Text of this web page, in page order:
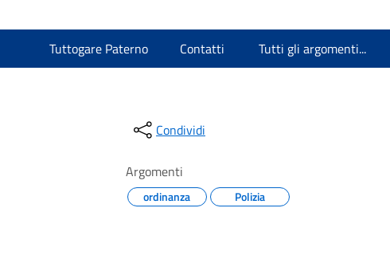
Tuttogare Paterno Contatti Tutti gli argomenti...
Condividi
Argomenti
ordinanza Polizia